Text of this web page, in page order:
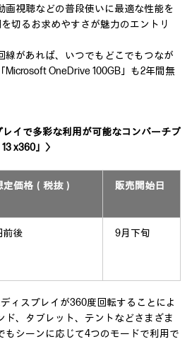
画視聴などの普段使いに最適な性能を
切るお求めやすさが魅力のエントリ
線があれば、いつでもどこでもつなが
Microsoft OneDrive 100GB」も2年間無
レイで多彩な利用が可能なコンバーチブ
x360」〉
定価格（税抜） 販売開始日
前後 9月下旬
ディスプレイが360度回転することによ
ド、タブレット、テントなどさまざま
もシーンに応じて4つのモードで利用で